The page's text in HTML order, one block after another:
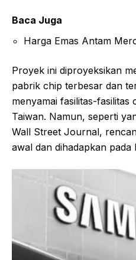
Baca Juga
Harga Emas Antam
Proyek ini diproyeksikan
pabrik chip terbesar dan
menyamai fasilitas-fasilitas
Taiwan. Namun, seperti
Wall Street Journal,
awal dan dihadapkan pada